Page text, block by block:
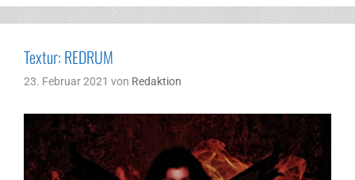
Textur: REDRUM
23. Februar 2021 von Redaktion